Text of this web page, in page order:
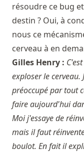
résoudre ce bug
destin ? Oui, à
nous ce
cerveau à en
Gilles Henry :
exploser le cerveau.
préoccupé par tout
faire aujourd'hui
Moi j'essaye de
mais il faut
boulot. En fait il